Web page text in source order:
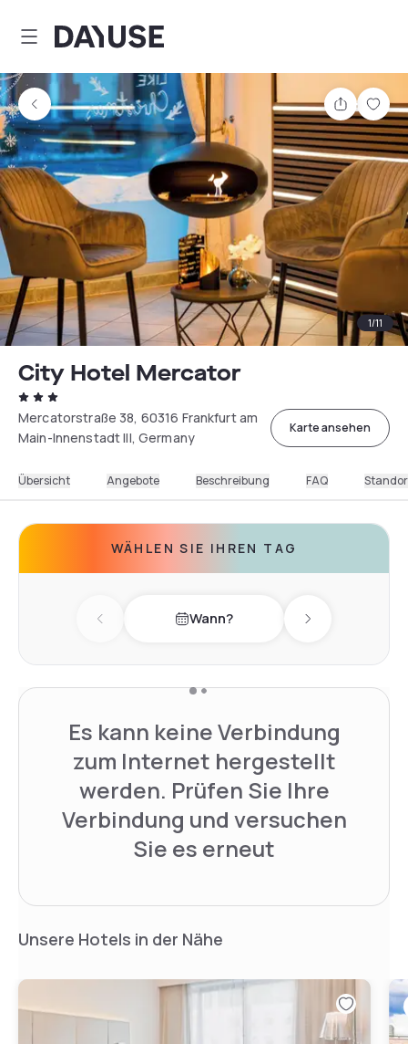
Dayuse
Teilen
1/11
City Hotel Mercator
Mercatorstraße 38, 60316 Frankfurt am
Main-Innenstadt III, Germany
Karte ansehen
Übersicht Angebote Beschreibung FAQ
WÄHLEN SIE IHREN TAG
Previous day Wann? Next day
Es kann keine Verbindung
zum Internet hergestellt
werden. Prüfen Sie Ihre
Verbindung und versuchen
Sie es erneut
Unsere Hotels in der Nähe